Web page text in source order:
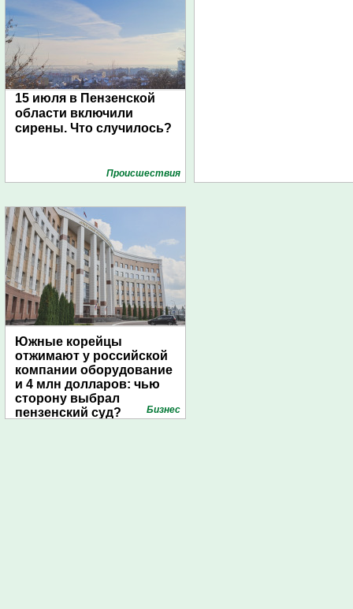
15 июля в Пензенской
области включили
сирены. Что случилось?
Проиcшествия
Южные корейцы
отжимают у российской
компании оборудование
и 4 млн долларов: чью
сторону выбрал
пензенский суд?
Бизнес